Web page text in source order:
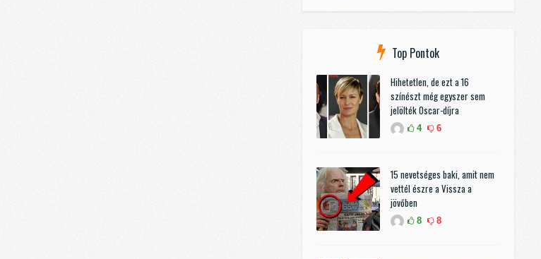
Top Pontok
Hihetetlen, de ezt a 16
színészt még egyszer sem
jelölték Oscar-díjra
4 6
15 nevetséges baki, amit nem
vettél észre a Vissza a
jövőben
8 8